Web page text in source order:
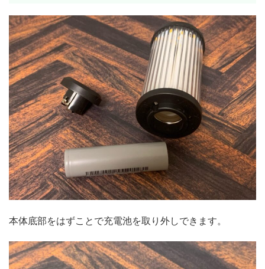
本体底部をはずことで充電池を取り外しできます。